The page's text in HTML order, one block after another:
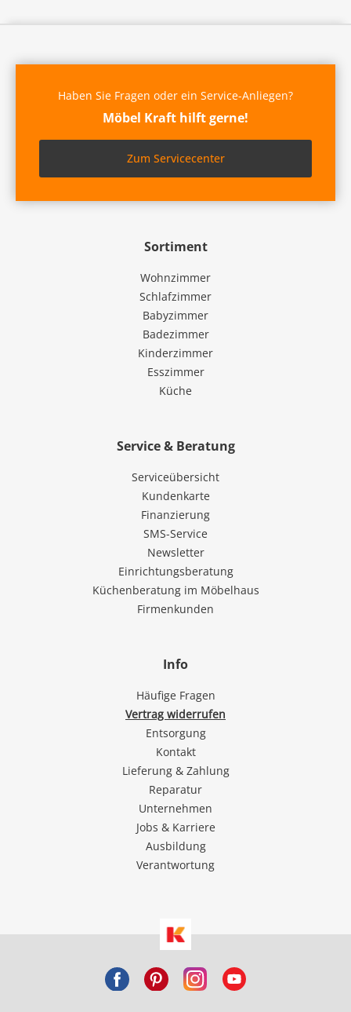
Sortiment
Wohnzimmer
Schlafzimmer
Babyzimmer
Badezimmer
Kinderzimmer
Esszimmer
Küche
Service & Beratung
Serviceübersicht
Kundenkarte
Finanzierung
SMS-Service
Newsletter
Einrichtungsberatung
Küchenberatung im Möbelhaus
Firmenkunden
Info
Häufige Fragen
Vertrag widerrufen
Entsorgung
Kontakt
Lieferung & Zahlung
Reparatur
Unternehmen
Jobs & Karriere
Ausbildung
Verantwortung
Haben Sie Fragen oder ein Service-Anliegen?
Möbel Kraft hilft gerne!
Zum Servicecenter